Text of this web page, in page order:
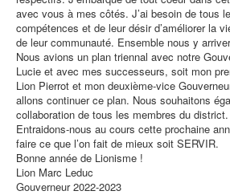
avec vous à mes côtés. J’ai besoin de tous
compétences et de leur désir d’améliorer la
de leur communauté. Ensemble nous y
Nous avions un plan triennal avec notre
Lucie et avec mes successeurs, soit mon
Lion Pierrot et mon deuxième-vice
allons continuer ce plan. Nous souhaitons
collaboration de tous les membres du district.
Entraidons-nous au cours cette prochaine
faire ce que l’on fait de mieux soit SERVIR.
Bonne année de Lionisme !
Lion Marc Leduc
Gouverneur 2022-2023